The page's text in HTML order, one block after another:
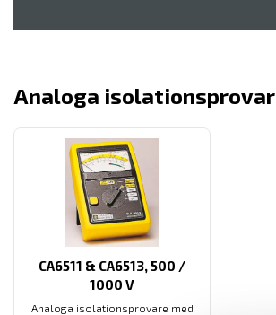
Analoga
CA6511 & CA6513, 500 /
1000 V
Analoga isolationsprovare med